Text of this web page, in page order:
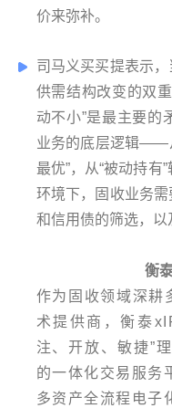
价来弥补。
司马义买买提表示
供需结构改变的双
动不小”是最主要的
业务的底层逻辑——
最优”，从“被动持有
环境下，固收业务
和信用债的筛选，以
衡
作为固收领域深耕
术提供商，衡泰
注、开放、敏捷”
的一体化交易服务
多资产全流程电子